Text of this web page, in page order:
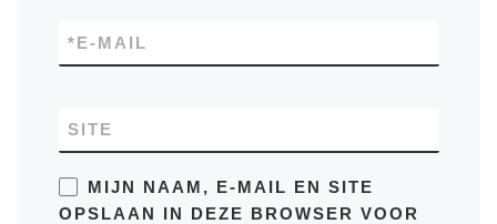
E-MAIL
*
SITE
MIJN NAAM, E-MAIL EN SITE
OPSLAAN IN DEZE BROWSER VOOR